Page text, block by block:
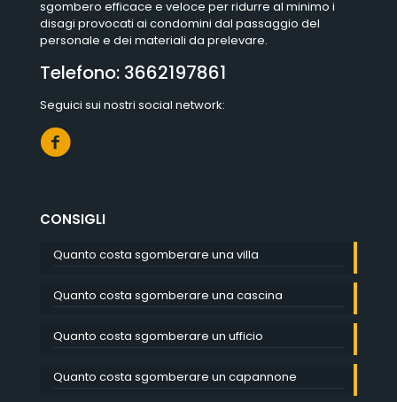
sgombero efficace e veloce per ridurre al minimo i
disagi provocati ai condomini dal passaggio del
personale e dei materiali da prelevare.
Telefono: 3662197861
Seguici sui nostri social network:
CONSIGLI
Quanto costa sgomberare una villa
Quanto costa sgomberare una cascina
Quanto costa sgomberare un ufficio
Quanto costa sgomberare un capannone